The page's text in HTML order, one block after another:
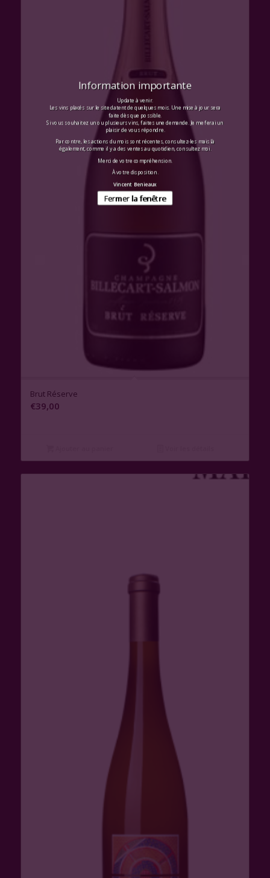
Brut Réserve
€39,00
Information importante
Update à venir.
Les vins placés sur le site datent de quelques mois. Une mise à jour sera
faite dès que possible.
Si vous souhaitez un ou plusieurs vins, faites une demande. Je me ferai un
plaisir de vous répondre.
Par contre, les actions du mois sont récentes, consultez-les mais là
également, comme il y a des ventes au quotidien, consultez moi.
Merci de votre compréhension.
À votre disposition.
Vincent Benieaux
Fermer la fenêtre